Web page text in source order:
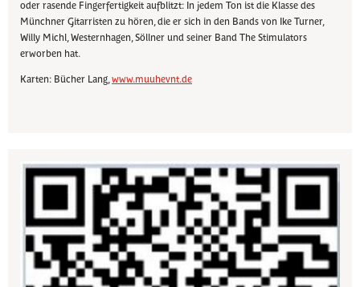
oder rasende Fingerfertigkeit aufblitzt: In jedem Ton ist die Klasse des
Münchner Gitarristen zu hören, die er sich in den Bands von Ike Turner,
Willy Michl, Westernhagen, Söllner und seiner Band The Stimulators
erworben hat.
Karten: Bücher Lang,www.muuhevnt.de